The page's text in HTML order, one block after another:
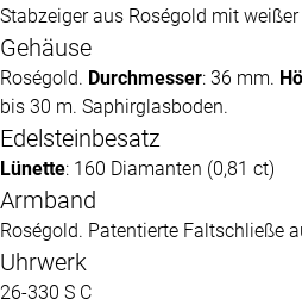
Stabzeiger aus Roségold mit
Gehäuse
Roségold. Durchmesser: 36 mm.
bis 30 m. Saphirglasboden.
Edelsteinbesatz
Lünette: 160 Diamanten (0,81 ct)
Armband
Roségold. Patentierte Faltschließe
Uhrwerk
26-330 S C